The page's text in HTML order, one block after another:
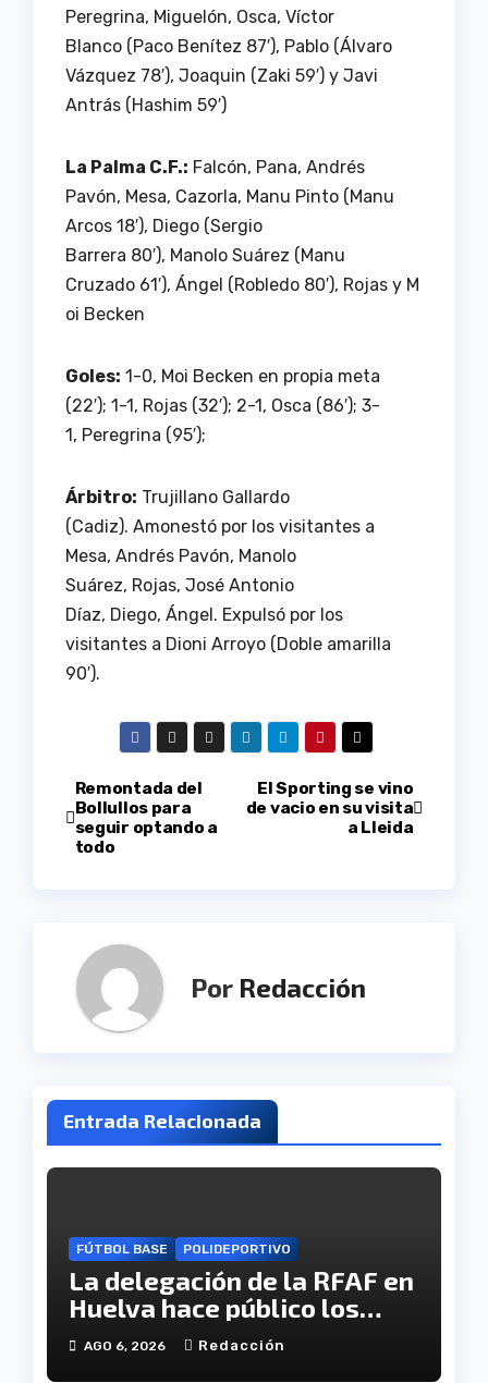
Peregrina, Miguelón, Osca, Víctor
Blanco (Paco Benítez 87′), Pablo (Álvaro
Vázquez 78′), Joaquin (Zaki 59′) y Javi
Antrás (Hashim 59′)
La Palma C.F.: Falcón, Pana, Andrés
Pavón, Mesa, Cazorla, Manu Pinto (Manu
Arcos 18′), Diego (Sergio
Barrera 80′), Manolo Suárez (Manu
Cruzado 61′), Ángel (Robledo 80′), Rojas y M
oi Becken
Goles: 1-0, Moi Becken en propia meta
(22′); 1-1, Rojas (32′); 2-1, Osca (86′); 3-
1, Peregrina (95′);
Árbitro: Trujillano Gallardo
(Cadiz). Amonestó por los visitantes a
Mesa, Andrés Pavón, Manolo
Suárez, Rojas, José Antonio
Díaz, Diego, Ángel. Expulsó por los
visitantes a Dioni Arroyo (Doble amarilla
90′).
Navegación
de
El Sporting se vino
de vacio en su visita
a Lleida
Remontada del
Bollullos para
seguir optando a
todo
Por Redacción
Entrada Relacionada
FÚTBOL BASE POLIDEPORTIVO
La delegación de la RFAF en
Huelva hace público los
calendarios de la categoría
juvenil
AGO 6, 2026 Redacción